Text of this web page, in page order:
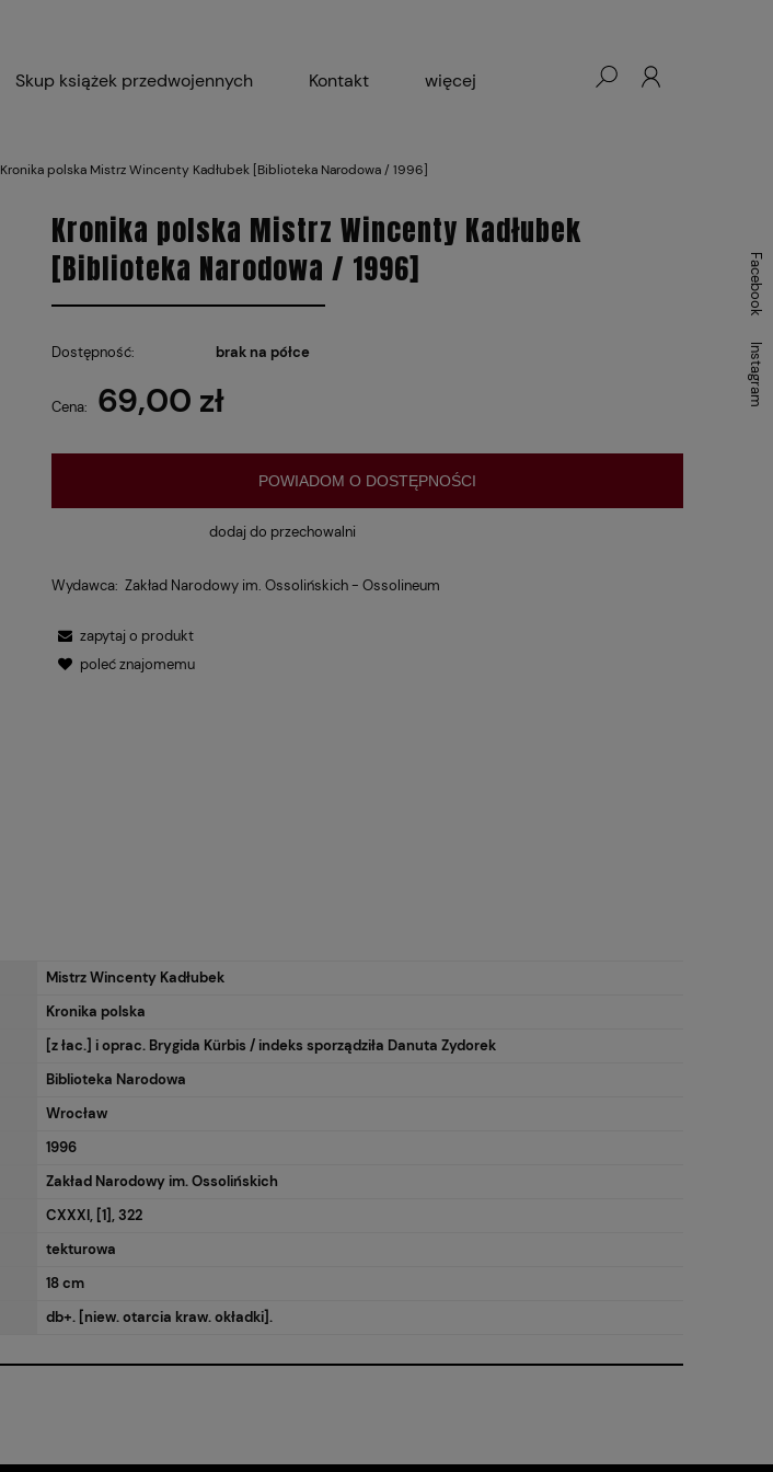
Skup książek przedwojennych Kontakt więcej
Kronika polska Mistrz Wincenty Kadłubek [Biblioteka Narodowa / 1996]
Kronika polska Mistrz Wincenty Kadłubek
[Biblioteka Narodowa / 1996]
Dostępność: brak na półce
Cena: 69,00 zł
POWIADOM O DOSTĘPNOŚCI
dodaj do przechowalni
Wydawca: Zakład Narodowy im. Ossolińskich - Ossolineum
zapytaj o produkt
poleć znajomemu
Mistrz Wincenty Kadłubek
Kronika polska
[z łac.] i oprac. Brygida Kürbis / indeks sporządziła Danuta Zydorek
Biblioteka Narodowa
Wrocław
1996
Zakład Narodowy im. Ossolińskich
CXXXI, [1], 322
tekturowa
18 cm
db+. [niew. otarcia kraw. okładki].
Facebook
Instagram